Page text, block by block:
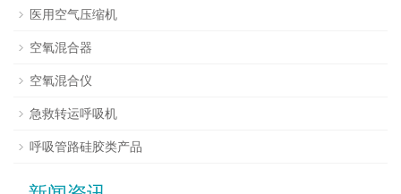
医用空气压缩机
空氧混合器
空氧混合仪
急救转运呼吸机
呼吸管路硅胶类产品